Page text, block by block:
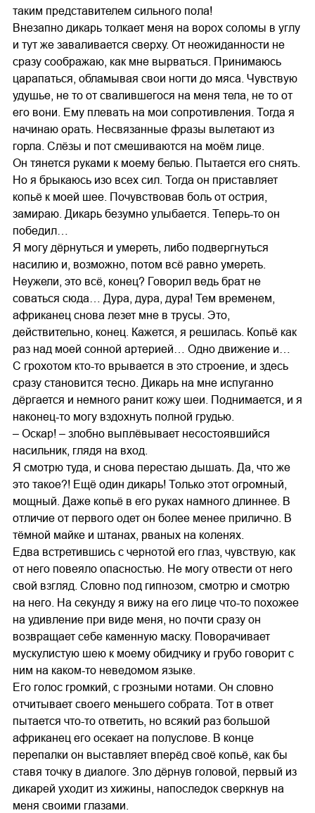
таким представителем сильного пола!
Внезапно дикарь толкает меня на ворох соломы в углу
и тут же заваливается сверху. От неожиданности не
сразу соображаю, как мне вырваться. Принимаюсь
царапаться, обламывая свои ногти до мяса. Чувствую
удушье, не то от свалившегося на меня тела, не то от
его вони. Ему плевать на мои сопротивления. Тогда я
начинаю орать. Несвязанные фразы вылетают из
горла. Слёзы и пот смешиваются на моём лице.
Он тянется руками к моему белью. Пытается его снять.
Но я брыкаюсь изо всех сил. Тогда он приставляет
копьё к моей шее. Почувствовав боль от острия,
замираю. Дикарь безумно улыбается. Теперь-то он
победил…
Я могу дёрнуться и умереть, либо подвергнуться
насилию и, возможно, потом всё равно умереть.
Неужели, это всё, конец? Говорил ведь брат не
соваться сюда… Дура, дура, дура! Тем временем,
африканец снова лезет мне в трусы. Это,
действительно, конец. Кажется, я решилась. Копьё как
раз над моей сонной артерией… Одно движение и…
С грохотом кто-то врывается в это строение, и здесь
сразу становится тесно. Дикарь на мне испуганно
дёргается и немного ранит кожу шеи. Поднимается, и я
наконец-то могу вздохнуть полной грудью.
– Оскар! – злобно выплёвывает несостоявшийся
насильник, глядя на вход.
Я смотрю туда, и снова перестаю дышать. Да, что же
это такое?! Ещё один дикарь! Только этот огромный,
мощный. Даже копьё в его руках намного длиннее. В
отличие от первого одет он более менее прилично. В
тёмной майке и штанах, рваных на коленях.
Едва встретившись с чернотой его глаз, чувствую, как
от него повеяло опасностью. Не могу отвести от него
свой взгляд. Словно под гипнозом, смотрю и смотрю
на него. На секунду я вижу на его лице что-то похожее
на удивление при виде меня, но почти сразу он
возвращает себе каменную маску. Поворачивает
мускулистую шею к моему обидчику и грубо говорит с
ним на каком-то неведомом языке.
Его голос громкий, с грозными нотами. Он словно
отчитывает своего меньшего собрата. Тот в ответ
пытается что-то ответить, но всякий раз большой
африканец его осекает на полуслове. В конце
перепалки он выставляет вперёд своё копьё, как бы
ставя точку в диалоге. Зло дёрнув головой, первый из
дикарей уходит из хижины, напоследок сверкнув на
меня своими глазами.